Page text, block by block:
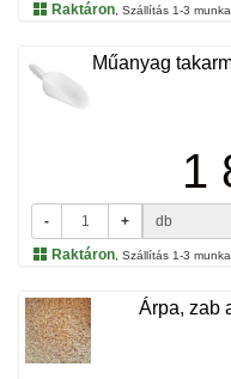
Raktáron , Szállítás 1-3
Műanyag
1
- + db
Raktáron , Szállítás 1-3
Árpa, zab